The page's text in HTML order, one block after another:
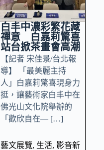
白丰中濃彩繁花藏
禪意 白嘉莉驚喜
站台掀茶畫會高潮
【記者 宋佳景/台北報
導】 「最美麗主持
人」白嘉莉驚喜現身力
挺，讓藝術家白丰中在
佛光山文化院舉辦的
「歡欣自在— […]
藝文展覽, 生活, 影音新